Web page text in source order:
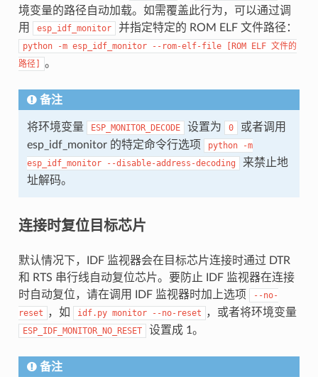
境变量的路径自动加载。如需覆盖此行为，可以通过调
用
esp_idf_monitor 并指定特定的 ROM ELF 文件路径：
python -m esp_idf_monitor --rom-elf-file [ROM ELF 文件的
路径]
。
备注
将环境变量 ESP_MONITOR_DECODE 设置为 0
或者调用
esp_idf_monitor 的特定命令行选项
python
-m
esp_idf_monitor
--disable-address-decoding
来禁止地
址解码。
连接时复位目标芯片
默认情况下，IDF 监视器会在目标芯片连接时通过 DTR
和 RTS 串行线自动复位芯片。要防止 IDF 监视器在连接
时自动复位，请在调用 IDF 监视器时加上选项
--no-
reset
，如 idf.py monitor --no-reset ，或者将环境变量
ESP_IDF_MONITOR_NO_RESET 设置成 1。
备注